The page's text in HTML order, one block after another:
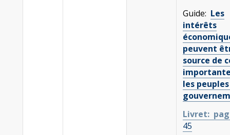
Guide: Les
intérêts
peuvent
source de
les
Livret:
45